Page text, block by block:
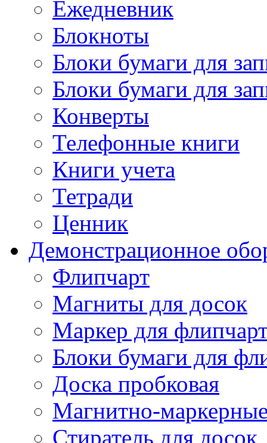
Ежедневник
Блокноты
Блоки бумаги для
Блоки бумаги для
Конверты
Телефонные книги
Книги учета
Тетради
Ценник
Демонстрационное
Флипчарт
Магниты для досок
Маркер для
Блоки бумаги для
Доска пробковая
Магнитно-
Стиратель для досок